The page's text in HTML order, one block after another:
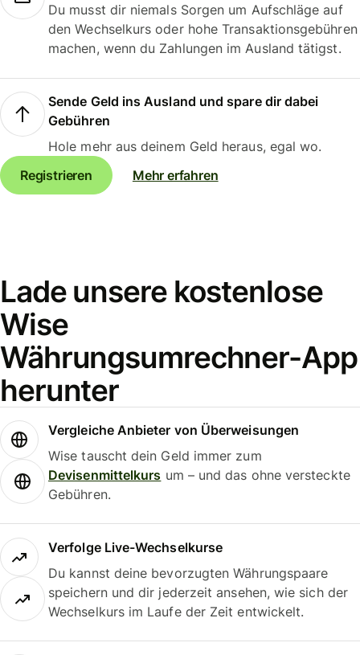
Du musst dir niemals Sorgen um Aufschläge auf
den Wechselkurs oder hohe Transaktionsgebühren
machen, wenn du Zahlungen im Ausland tätigst.
Sende Geld ins Ausland und spare dir dabei
Gebühren
Hole mehr aus deinem Geld heraus, egal wo.
Registrieren
Mehr erfahren
Lade unsere kostenlose
Wise
Währungsumrechner-App
herunter
Vergleiche Anbieter von Überweisungen
Wise tauscht dein Geld immer zum
Devisenmittelkurs um – und das ohne versteckte
Gebühren.
Verfolge Live-Wechselkurse
Du kannst deine bevorzugten Währungspaare
speichern und dir jederzeit ansehen, wie sich der
Wechselkurs im Laufe der Zeit entwickelt.